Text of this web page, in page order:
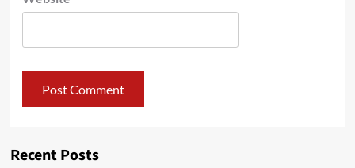
Recent Posts